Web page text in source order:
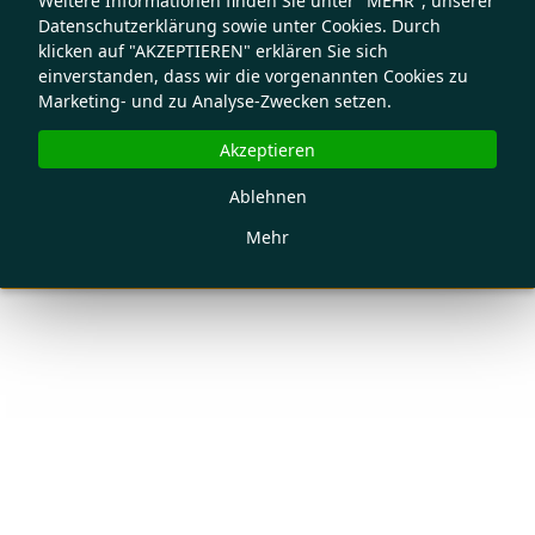
Datenschutzerklärung sowie unter Cookies. Durch
klicken auf "AKZEPTIEREN" erklären Sie sich
einverstanden, dass wir die vorgenannten Cookies zu
Marketing- und zu Analyse-Zwecken setzen.
Mehr
Ablehnen
Akzeptieren